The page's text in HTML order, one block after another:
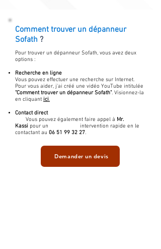
Comment trouver un dépanneur
Sofath ?
Pour trouver un dépanneur Sofath, vous avez deux
options :
Recherche en ligne
Vous pouvez effectuer une recherche sur Internet.
Pour vous aider, j'ai créé une vidéo YouTube intitulée
"Comment trouver un dépanneur Sofath". Visionnez-la
en cliquant ici.
Contact direct
Vous pouvez également faire appel à Mr.
Kassi pour un intervention rapide en le
contactant au 06 51 99 32 27.
Demander un devis